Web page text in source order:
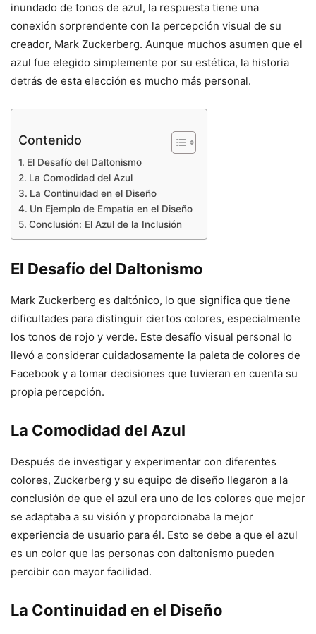
inundado de tonos de azul, la respuesta tiene una
conexión sorprendente con la percepción visual de su
creador, Mark Zuckerberg. Aunque muchos asumen que el
azul fue elegido simplemente por su estética, la historia
detrás de esta elección es mucho más personal.
Contenido
El Desafío del Daltonismo
La Comodidad del Azul
La Continuidad en el Diseño
Un Ejemplo de Empatía en el Diseño
Conclusión: El Azul de la Inclusión
El Desafío del Daltonismo
Mark Zuckerberg es daltónico, lo que significa que tiene
dificultades para distinguir ciertos colores, especialmente
los tonos de rojo y verde. Este desafío visual personal lo
llevó a considerar cuidadosamente la paleta de colores de
Facebook y a tomar decisiones que tuvieran en cuenta su
propia percepción.
La Comodidad del Azul
Después de investigar y experimentar con diferentes
colores, Zuckerberg y su equipo de diseño llegaron a la
conclusión de que el azul era uno de los colores que mejor
se adaptaba a su visión y proporcionaba la mejor
experiencia de usuario para él. Esto se debe a que el azul
es un color que las personas con daltonismo pueden
percibir con mayor facilidad.
La Continuidad en el Diseño